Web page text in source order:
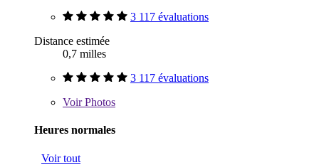
3 117 évaluations
Distance estimée
0,7 milles
3 117 évaluations
VoirPhotos
Heures normales
Voir tout